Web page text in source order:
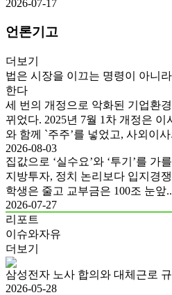
2026-07-17
언론기고
더보기
법은 시장을 이끄는 명령이 아니
한다
세 번의 개정으로 악화된 기업환
뀌었다. 2025년 7월 1차 개정은
와 함께 `주주’를 넣었고, 사외이
2026-08-03
집값으로 ‘실수요’와 ‘투기’를 가
지방투자, 정치 논리보다 입지경
학생은 줄고 교부금은 100조 눈앞
2026-07-27
리포트
이슈와자유
더보기
삼성전자 노사 합의와 대체근로
2026-05-28